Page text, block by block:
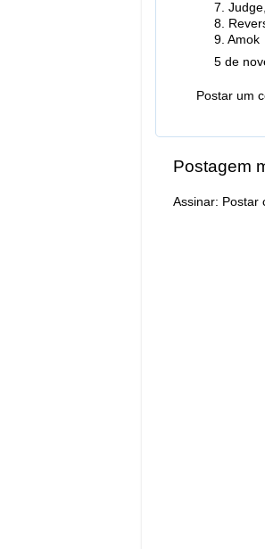
7.
8.
9. Amok
5 de
Postar um
Postagem
Assinar: Postar